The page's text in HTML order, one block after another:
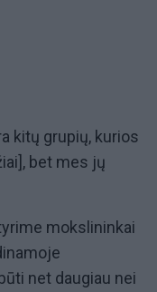
kitų grupių, kurios
bet mes jų
mokslininkai
net daugiau nei